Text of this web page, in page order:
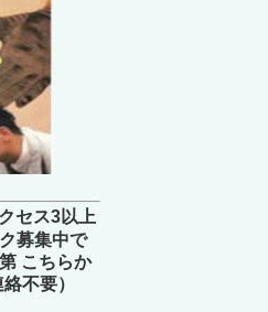
セス3以上
募集中で
こちらか
不要）